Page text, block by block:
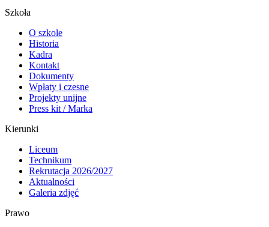
Szkoła
O szkole
Historia
Kadra
Kontakt
Dokumenty
Wpłaty i czesne
Projekty unijne
Press kit / Marka
Kierunki
Liceum
Technikum
Rekrutacja 2026/2027
Aktualności
Galeria zdjęć
Prawo